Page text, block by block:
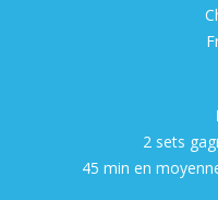
2 sets
45 min en